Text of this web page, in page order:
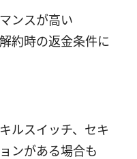
ンスが高い
約時の返金条件に
ルスイッチ、セキ
ンがある場合も